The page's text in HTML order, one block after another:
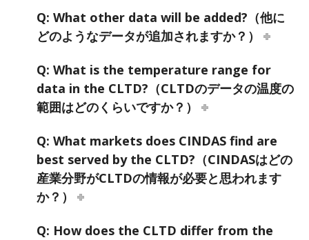
Q: What other data will be added?（他に
どのようなデータが追加されますか？）
Q: What is the temperature range for
data in the CLTD?（CLTDのデータの温度の
範囲はどのくらいですか？）
Q: What markets does CINDAS find are
best served by the CLTD?（CINDASはどの
産業分野がCLTDの情報が必要と思われます
か？）
Q: How does the CLTD differ from the